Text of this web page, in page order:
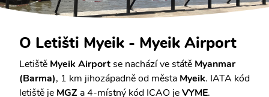
O Letišti Myeik - Myeik Airport
Letiště Myeik Airportse nachází ve státě Myanmar
(Barma), 1 km jihozápadně od města Myeik. IATA kód
letiště je MGZ a 4-místný kód ICAO jeVYME.